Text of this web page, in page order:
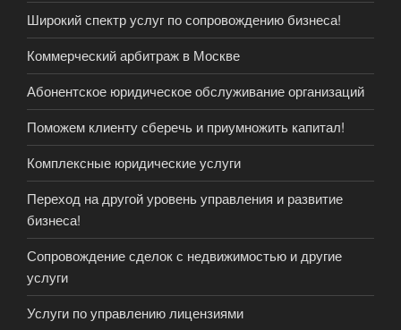
Широкий спектр услуг по сопровождению бизнеса!
Коммерческий арбитраж в Москве
Абонентское юридическое обслуживание организаций
Поможем клиенту сберечь и приумножить капитал!
Комплексные юридические услуги
Переход на другой уровень управления и развитие
бизнеса!
Сопровождение сделок с недвижимостью и другие
услуги
Услуги по управлению лицензиями